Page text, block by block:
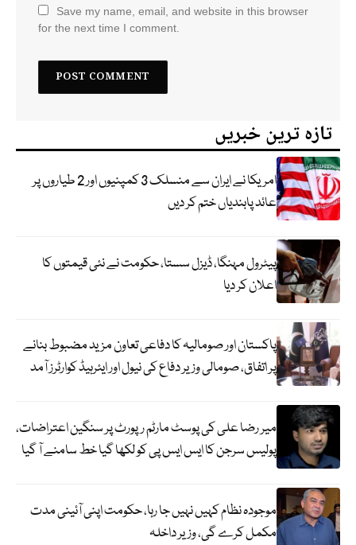
Save my name, email, and website in this browser
for the next time I comment.
تازہ ترین خبریں
امریکا نے ایران سے منسلک 3 کمپنیوں اور 2 طیاروں پر
عائد پابندیاں ختم کر دیں
پیٹرول مہنگا، ڈیزل سستا، حکومت نے نئی قیمتوں کا
اعلان کر دیا
پاکستان اور صومالیہ کا دفاعی تعاون مزید مضبوط بنانے
پر اتفاق، صومالی وزیر دفاع کی نیول اور ایئرہیڈ کوارٹرز آمد
میر رضا علی کی پوسٹ مارٹم رپورٹ پر سنگین اعتراضات،
پولیس سرجن کا ایس ایس پی کو لکھا گیا خط سامنے آ گیا
موجودہ نظام کہیں نہیں جا رہا، حکومت اپنی آئینی مدت
مکمل کرے گی، وزیر داخلہ